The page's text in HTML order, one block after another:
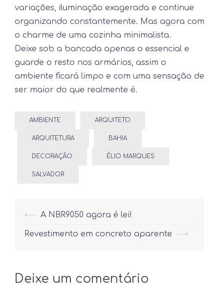
variações, iluminação exagerada e continue
organizando constantemente. Mas agora com
o charme de uma cozinha minimalista.
Deixe sob a bancada apenas o essencial e
guarde o resto nos armários, assim o
ambiente ficará limpo e com uma sensação de
ser maior do que realmente é.
AMBIENTE ARQUITETO
ARQUITETURA BAHIA
DECORAÇÃO ÉLIO MARQUES
SALVADOR
Post
navigation
⟵ A NBR9050 agora é lei!
Revestimento em concreto aparente ⟶
Deixe um comentário